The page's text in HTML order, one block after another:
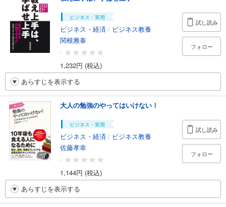
ビジネス・実用
ビジネス・経済 / ビジネス教養
関根雅泰
-
1,232円 (税込)
試し読み
フォロー
あらすじを表示する
大人の勉強のやってはいけない！
ビジネス・実用
ビジネス・経済 / ビジネス教養
佐藤孝幸
-
1,144円 (税込)
試し読み
フォロー
あらすじを表示する